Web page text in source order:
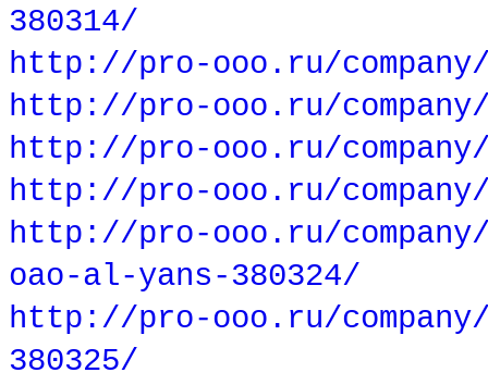
380314/
http://pro-ooo.ru/
http://pro-ooo.ru/
http://pro-ooo.ru/
http://pro-ooo.ru/
http://pro-ooo.ru/
oao-al-yans-380324/
http://pro-ooo.ru/
380325/